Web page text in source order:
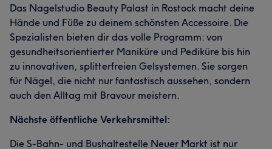
Das Nagelstudio Beauty Palast in Rostock macht deine
Hände und Füße zu deinem schönsten Accessoire. Die
Spezialisten bieten dir das volle Programm: von
gesundheitsorientierter Maniküre und Pediküre bis hin
zu innovativen, splitterfreien Gelsystemen. Sie sorgen
für Nägel, die nicht nur fantastisch aussehen, sondern
auch den Alltag mit Bravour meistern.
Nächste öffentliche Verkehrsmittel:
Die S-Bahn- und Bushaltestelle Neuer Markt ist nur